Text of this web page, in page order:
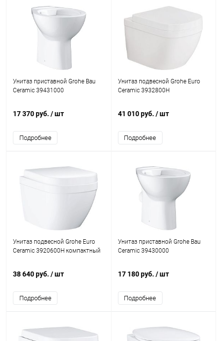
Унитаз приставной Grohe Bau
Ceramic 39431000
17 370 руб. / шт
Подробнее
Унитаз подвесной Grohe Euro
Ceramic 3932800H
41 010 руб. / шт
Подробнее
Унитаз подвесной Grohe Euro
Ceramic 3920600H компактный
38 640 руб. / шт
Подробнее
Унитаз приставной Grohe Bau
Ceramic 39430000
17 180 руб. / шт
Подробнее